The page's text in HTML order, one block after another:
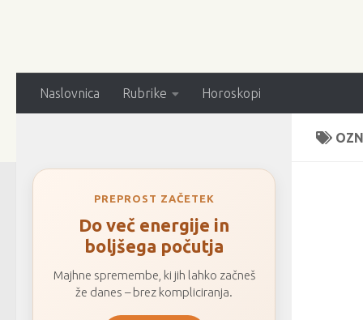
Naslovnica Rubrike Horoskopi
PREPROST ZAČETEK
Do več energije in
boljšega počutja
Majhne spremembe, ki jih lahko začneš
že danes – brez kompliciranja.